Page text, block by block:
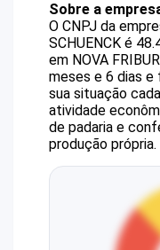
Sobre a
O CNPJ da
SCHUENCK é
em NOVA
meses e 6 dias
sua situação
atividade
de padaria e
produção própria.